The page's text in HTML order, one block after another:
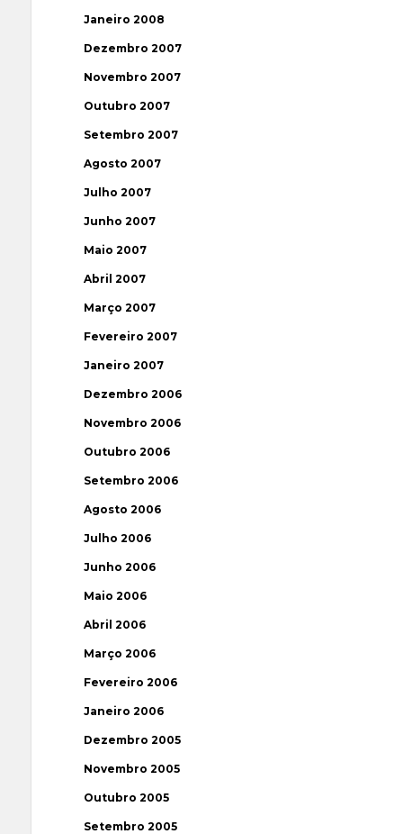
Janeiro 2008
Dezembro 2007
Novembro 2007
Outubro 2007
Setembro 2007
Agosto 2007
Julho 2007
Junho 2007
Maio 2007
Abril 2007
Março 2007
Fevereiro 2007
Janeiro 2007
Dezembro 2006
Novembro 2006
Outubro 2006
Setembro 2006
Agosto 2006
Julho 2006
Junho 2006
Maio 2006
Abril 2006
Março 2006
Fevereiro 2006
Janeiro 2006
Dezembro 2005
Novembro 2005
Outubro 2005
Setembro 2005